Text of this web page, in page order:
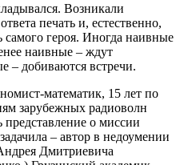
Возникали
печать и, естественно,
героя. Иногда наивные
наивные – ждут
– добиваются встречи.
математик, 15 лет по
зарубежных радиоволн
представление о миссии
– автор в недоумении
Дмитриевича